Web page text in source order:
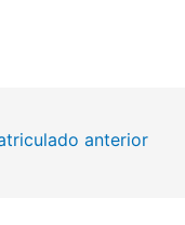
anterior